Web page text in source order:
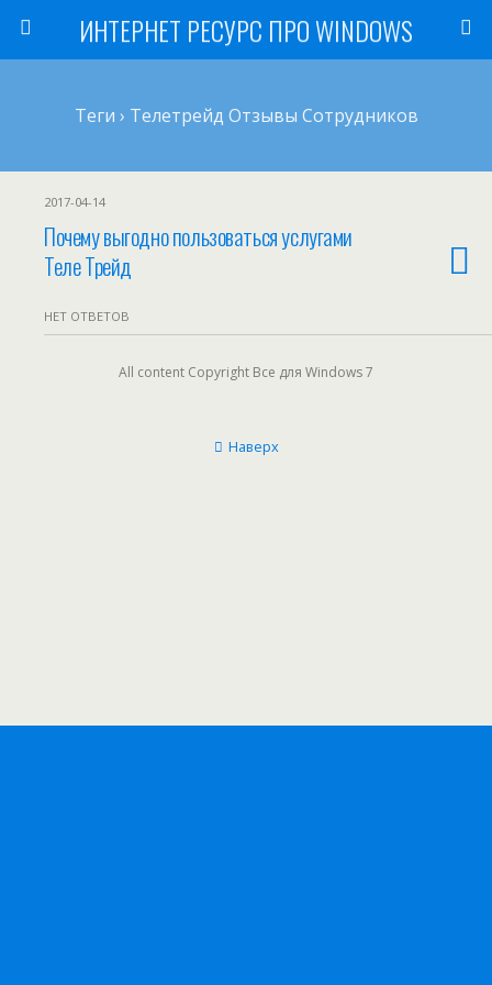
ИНТЕРНЕТ РЕСУРС ПРО WINDOWS
Теги › Телетрейд Отзывы Сотрудников
2017-04-14
Почему выгодно пользоваться услугами
Теле Трейд
НЕТ ОТВЕТОВ
All content Copyright Все для Windows 7
Наверх